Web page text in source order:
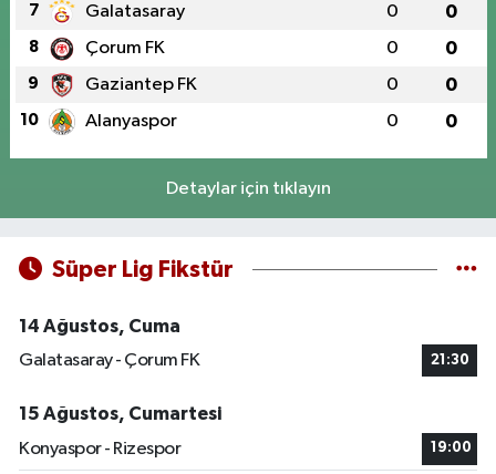
7 Galatasaray 0 0
8 Çorum FK 0 0
9 Gaziantep FK 0 0
10 Alanyaspor 0 0
Detaylar için tıklayın
Süper Lig Fikstür
14 Ağustos, Cuma
Galatasaray - Çorum FK
21:30
15 Ağustos, Cumartesi
Konyaspor - Rizespor
19:00